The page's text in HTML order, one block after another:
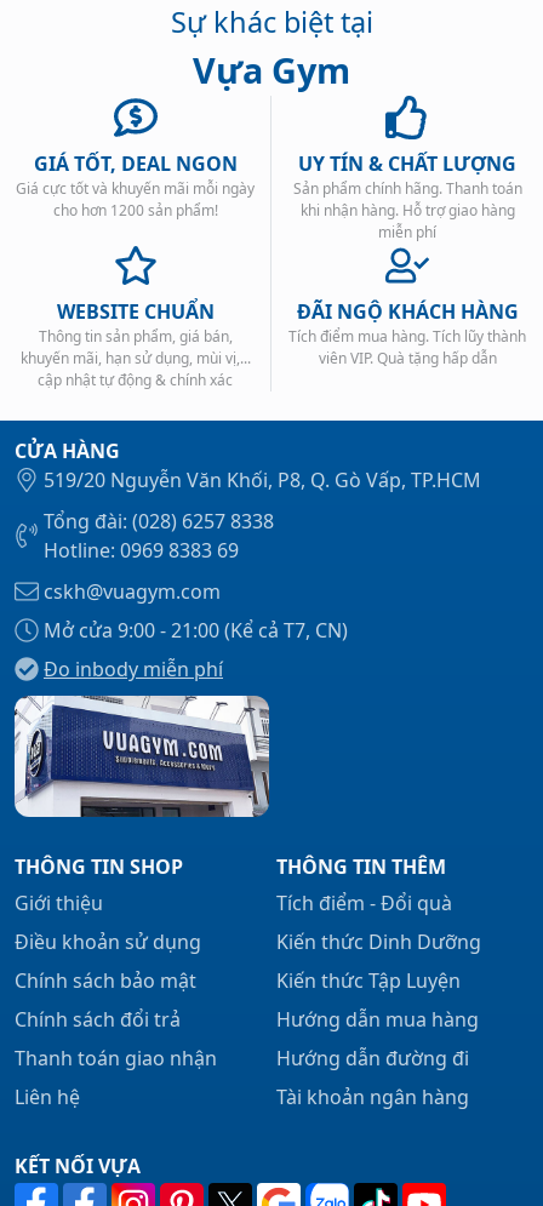
Sự khác biệt tại
Vựa Gym
GIÁ TỐT, DEAL NGON
Giá cực tốt và khuyến mãi mỗi ngày
cho hơn 1200 sản phẩm!
UY TÍN & CHẤT LƯỢNG
Sản phẩm chính hãng. Thanh toán
khi nhận hàng. Hỗ trợ giao hàng
miễn phí
WEBSITE CHUẨN
Thông tin sản phẩm, giá bán,
khuyến mãi, hạn sử dụng, mùi vị,...
cập nhật tự động & chính xác
ĐÃI NGỘ KHÁCH HÀNG
Tích điểm mua hàng. Tích lũy thành
viên VIP. Quà tặng hấp dẫn
CỬA HÀNG
519/20 Nguyễn Văn Khối, P8, Q. Gò Vấp, TP.HCM
Tổng đài: (028) 6257 8338
Hotline: 0969 8383 69
cskh@vuagym.com
Mở cửa 9:00 - 21:00 (Kể cả T7, CN)
Đo inbody miễn phí
THÔNG TIN SHOP
Giới thiệu
Điều khoản sử dụng
Chính sách bảo mật
Chính sách đổi trả
Thanh toán giao nhận
Liên hệ
THÔNG TIN THÊM
Tích điểm - Đổi quà
Kiến thức Dinh Dưỡng
Kiến thức Tập Luyện
Hướng dẫn mua hàng
Hướng dẫn đường đi
Tài khoản ngân hàng
KẾT NỐI VỰA